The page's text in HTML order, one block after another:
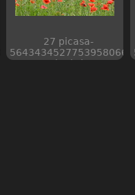
27 picasa-
5643434527753958066
web piwigo